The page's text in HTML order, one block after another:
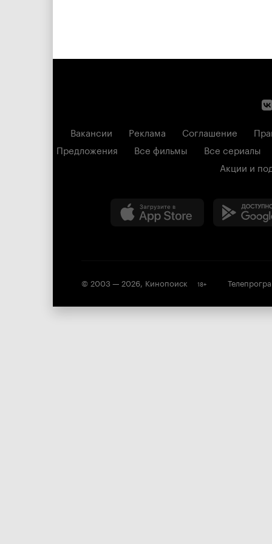
Вакансии Реклама Соглашение
Предложения
Все фильмы
Все сериалы
Акции и
© 2003 — 2026, Кинопоиск 18+